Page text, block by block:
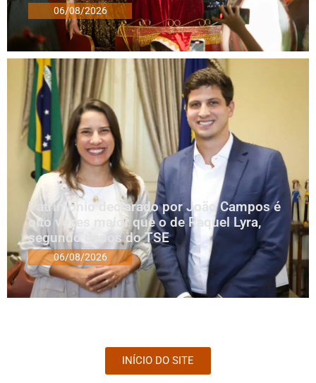
06/08/2026
Patrimônio declarado por João Campos é
oito vezes maior que o de Raquel Lyra,
segundo dados do TSE
06/08/2026
INÍCIO DO SITE